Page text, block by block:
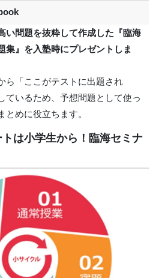
い問題を抜粋して作成した『臨海
集』を入塾時にプレゼントしま
ら「ここがテストに出題され
ているため、予想問題として使っ
めに役立ちます。
は小学生から！臨海セミナ